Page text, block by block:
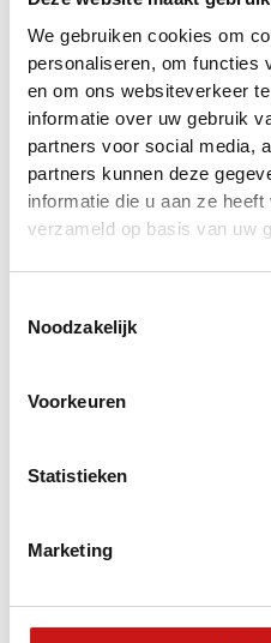
We gebruiken cookies om
personaliseren, om functies
en om ons websiteverkeer
informatie over uw gebruik
partners voor social media,
partners kunnen deze
informatie die u aan ze
verzameld op basis van uw
Noodzakelijk
Voorkeuren
Statistieken
Marketing
Designflooring – Van
Gogh Rigid Core –
Neutral Brushed Oak
2
PRODUCT BEKIJKEN
CLICK VLOER